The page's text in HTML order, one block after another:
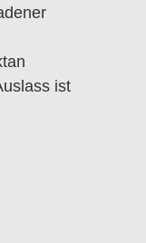
ist